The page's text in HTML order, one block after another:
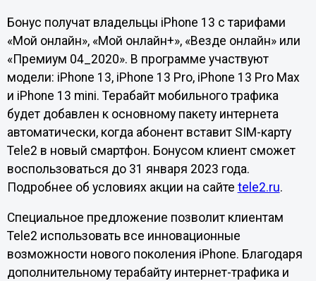
Бонус получат владельцы iPhone 13 с тарифами
«Мой онлайн», «Мой онлайн+», «Везде онлайн» или
«Премиум 04_2020». В программе участвуют
модели: iPhone 13, iPhone 13 Pro, iPhone 13 Pro Max
и iPhone 13 mini. Терабайт мобильного трафика
будет добавлен к основному пакету интернета
автоматически, когда абонент вставит SIM-карту
Tele2 в новый смартфон. Бонусом клиент сможет
воспользоваться до 31 января 2023 года.
Подробнее об условиях акции на сайте tele2.ru.
Специальное предложение позволит клиентам
Tele2 использовать все инновационные
возможности нового поколения iPhone. Благодаря
дополнительному терабайту интернет-трафика и